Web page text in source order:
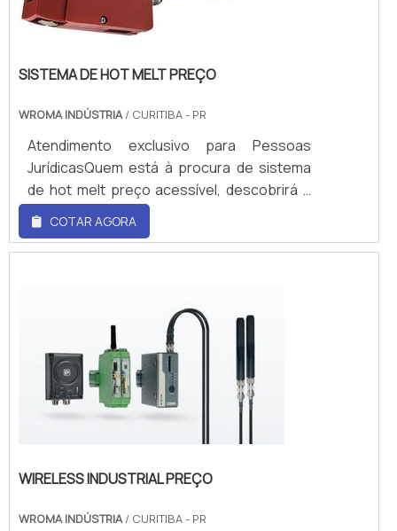
SISTEMA DE HOT MELT PREÇO
WROMA INDÚSTRIA/ CURITIBA - PR
Atendimento exclusivo para Pessoas
JurídicasQuem está à procura de sistema
de hot melt preço acessível, descobrirá a
empresa líder do mercado. Realizando uma
cotação no marketplace Soluções
Industriais e conhecendo a melhor
SISTEMA DE HOT MELT PREÇOSe alguém
busca por sistema de hot melt preço justo
e em uma empresa comprometida com os
serviços, encontra na WRoma.
Disponibilizando...
COTAR AGORA
WIRELESS INDUSTRIAL PREÇO
WROMA INDÚSTRIA/ CURITIBA - PR